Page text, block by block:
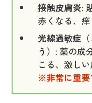
接触皮膚炎:
赤くなる、痒
光線過敏症
う） : 薬の成
こる、激し
※非常に重要